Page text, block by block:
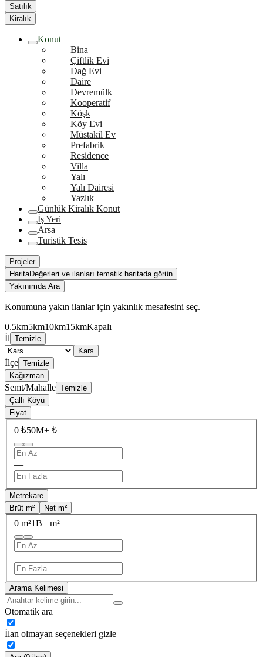
Satılık
Kiralık
Konut
Bina
Çiftlik Evi
Dağ Evi
Daire
Devremülk
Kooperatif
Köşk
Köy Evi
Müstakil Ev
Prefabrik
Residence
Villa
Yalı
Yalı Dairesi
Yazlık
Günlük Kiralık Konut
İş Yeri
Arsa
Turistik Tesis
Projeler
HaritaDeğerleri ve ilanları tematik haritada görün
Yakınımda Ara
Konumuna yakın ilanlar için yakınlık mesafesini seç.
0.5km5km10km15kmKapalı
İl Temizle
Kars
İlçe Temizle
Kağızman
Semt/Mahalle Temizle
Çallı Köyü
Fiyat
0 ₺50M+ ₺
—
Metrekare
Brüt m²
Net m²
0 m²1B+ m²
—
Arama Kelimesi
Otomatik ara
İlan olmayan seçenekleri gizle